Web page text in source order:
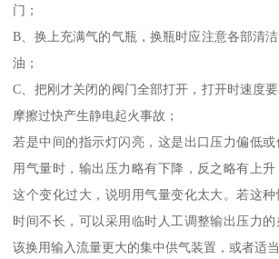
门；
B、换上充满气的气瓶，换瓶时应注意各部清
油；
C、把刚才关闭的阀门全部打开，打开时速度
摩擦过快产生静电起火事故；
若是中间的指示灯闪亮，这是出口压力偏低
用气量时，输出压力略有下降，反之略有上
这个变化过大，说明用气量变化太大。若这种
时间不长，可以采用临时人工调整输出压力
该换用输入流量更大的集中供气装置，或者适当